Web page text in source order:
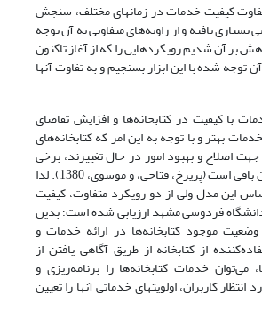
کیفیت خدمات در زمانهای مختلف، سنجش
یافته و از زاویه‌های متفاوتی به آن توجه
بر آن شدیم رویکردهایی را که از آغاز تاکنون
توجه شده با این ابزار بسنجیم و به تفاوت آنها
با کیفیت در کتابخانه‌ها و افزایش تقاضای
بهتر و با توجه به این امر که کتابخانه‌های
اصلاح و بهبود امور در حال تغییرند، برخی
مشکلات اصلی همچنان باقی است (پریرخ، فتاحی، و موسوی، 1380). لذا
این مدل ولی از دو رویکرد متفاوت، کیفیت
فردوسی مشهد ارزیابی شده است؛ بدین
موجود کتابخانه‌ها در ارائة خدمات و
از کتابخانه از طریق آگاهی یافتن از
می‌توان خدمات کتابخانه‌ها را برنامه‌ریزی و
کاربران، اولویتهای خدماتی آنها را تعیین